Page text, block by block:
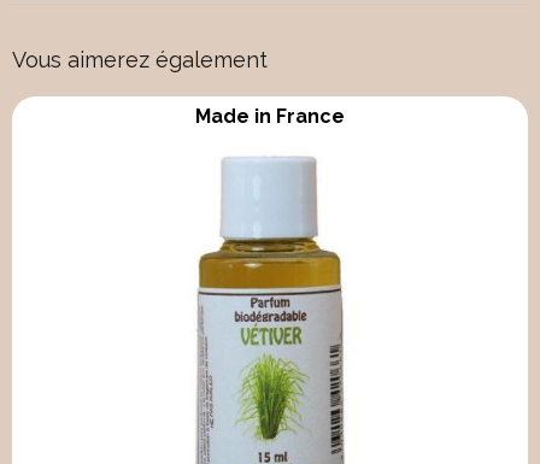
Vous aimerez également
Made in France